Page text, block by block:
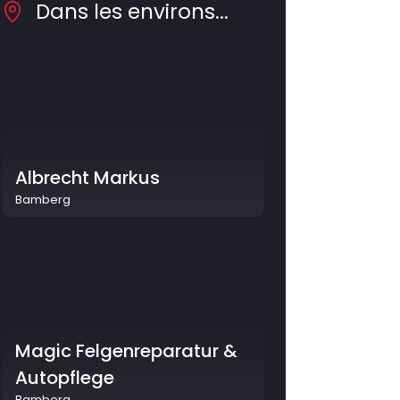
Dans les environs...
Albrecht Markus
Bamberg
Magic Felgenreparatur &
Autopflege